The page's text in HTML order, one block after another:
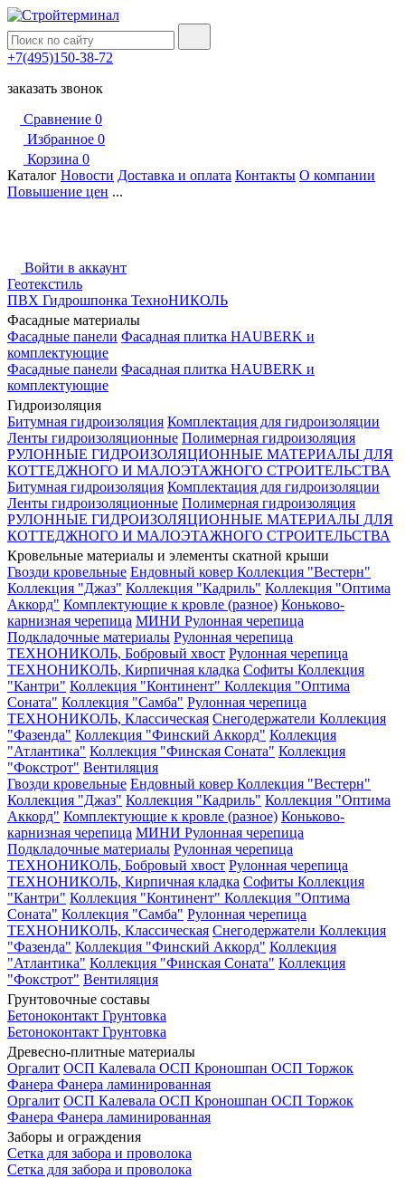
+7(495)150-38-72
заказать звонок
Сравнение 0
Избранное 0
Корзина 0
Каталог Новости Доставка и оплата Контакты О компании
Повышение цен ...
Войти в аккаунт
Геотекстиль
ПВХ Гидрошпонка ТехноНИКОЛЬ
Фасадные материалы
Фасадные панели Фасадная плитка HAUBERK и
комплектующие
Фасадные панели Фасадная плитка HAUBERK и
комплектующие
Гидроизоляция
Битумная гидроизоляция Комплектация для гидроизоляции
Ленты гидроизоляционные Полимерная гидроизоляция
РУЛОННЫЕ ГИДРОИЗОЛЯЦИОННЫЕ МАТЕРИАЛЫ ДЛЯ
КОТТЕДЖНОГО И МАЛОЭТАЖНОГО СТРОИТЕЛЬСТВА
Битумная гидроизоляция Комплектация для гидроизоляции
Ленты гидроизоляционные Полимерная гидроизоляция
РУЛОННЫЕ ГИДРОИЗОЛЯЦИОННЫЕ МАТЕРИАЛЫ ДЛЯ
КОТТЕДЖНОГО И МАЛОЭТАЖНОГО СТРОИТЕЛЬСТВА
Кровельные материалы и элементы скатной крыши
Гвозди кровельные Ендовный ковер Коллекция "Вестерн"
Коллекция "Джаз" Коллекция "Кадриль" Коллекция "Оптима
Аккорд" Комплектующие к кровле (разное) Коньково-
карнизная черепица МИНИ Рулонная черепица
Подкладочные материалы Рулонная черепица
ТЕХНОНИКОЛЬ, Бобровый хвост Рулонная черепица
ТЕХНОНИКОЛЬ, Кирпичная кладка Софиты Коллекция
"Кантри" Коллекция "Континент" Коллекция "Оптима
Соната" Коллекция "Самба" Рулонная черепица
ТЕХНОНИКОЛЬ, Классическая Снегодержатели Коллекция
"Фазенда" Коллекция "Финский Аккорд" Коллекция
"Атлантика" Коллекция "Финская Соната" Коллекция
"Фокстрот" Вентиляция
Гвозди кровельные Ендовный ковер Коллекция "Вестерн"
Коллекция "Джаз" Коллекция "Кадриль" Коллекция "Оптима
Аккорд" Комплектующие к кровле (разное) Коньково-
карнизная черепица МИНИ Рулонная черепица
Подкладочные материалы Рулонная черепица
ТЕХНОНИКОЛЬ, Бобровый хвост Рулонная черепица
ТЕХНОНИКОЛЬ, Кирпичная кладка Софиты Коллекция
"Кантри" Коллекция "Континент" Коллекция "Оптима
Соната" Коллекция "Самба" Рулонная черепица
ТЕХНОНИКОЛЬ, Классическая Снегодержатели Коллекция
"Фазенда" Коллекция "Финский Аккорд" Коллекция
"Атлантика" Коллекция "Финская Соната" Коллекция
"Фокстрот" Вентиляция
Грунтовочные составы
Бетоноконтакт Грунтовка
Бетоноконтакт Грунтовка
Древесно-плитные материалы
Оргалит ОСП Калевала ОСП Кроношпан ОСП Торжок
Фанера Фанера ламинированная
Оргалит ОСП Калевала ОСП Кроношпан ОСП Торжок
Фанера Фанера ламинированная
Заборы и ограждения
Сетка для забора и проволока
Сетка для забора и проволока